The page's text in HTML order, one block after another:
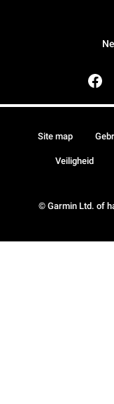
© Garmin Ltd. of
Site map
Veiligheid